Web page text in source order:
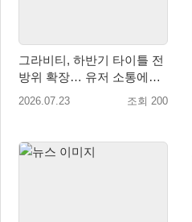
그라비티, 하반기 타이틀 전
방위 확장… 유저 소통에도
적극 행보!
2026.07.23 조회 200